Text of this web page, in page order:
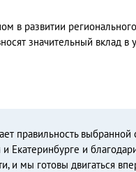
в развитии регионального
значительный вклад в
правильность выбранной
и
и мы готовы двигаться